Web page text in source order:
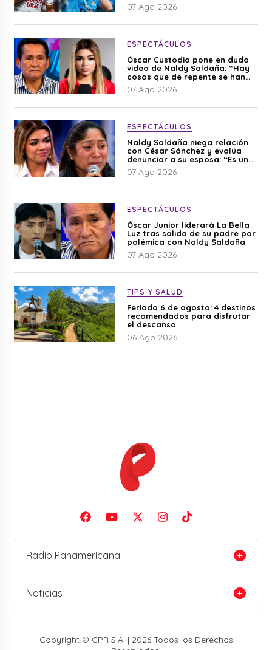
07 Ago 2026
ESPECTÁCULOS
Óscar Custodio pone en duda
video de Naldy Saldaña: “Hay
cosas que de repente se han
editado”
07 Ago 2026
ESPECTÁCULOS
Naldy Saldaña niega relación
con César Sánchez y evalúa
denunciar a su esposa: “Es una
difamación”
07 Ago 2026
ESPECTÁCULOS
Óscar Junior liderará La Bella
Luz tras salida de su padre por
polémica con Naldy Saldaña
07 Ago 2026
TIPS Y SALUD
Feriado 6 de agosto: 4 destinos
recomendados para disfrutar
el descanso
06 Ago 2026
Radio Panamericana
Noticias
Copyright © GPR S.A. | 2026 Todos los Derechos